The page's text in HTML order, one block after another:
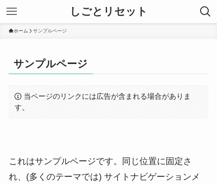
しごとリセット
ホーム サンプルページ
サンプルページ
当ページのリンクには広告が含まれる場合がありま
す。
これはサンプルページです。同じ位置に固定さ
れ、(多くのテーマでは) サイトナビゲーションメ